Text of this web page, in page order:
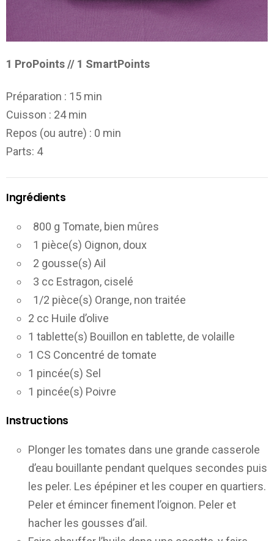
1 ProPoints // 1 SmartPoints
Préparation : 15 min
Cuisson : 24 min
Repos (ou autre) : 0 min
Parts: 4
Ingrédients
800 g Tomate, bien mûres
1 pièce(s) Oignon, doux
2 gousse(s) Ail
3 cc Estragon, ciselé
1/2 pièce(s) Orange, non traitée
2 cc Huile d’olive
1 tablette(s) Bouillon en tablette, de volaille
1 CS Concentré de tomate
1 pincée(s) Sel
1 pincée(s) Poivre
Instructions
Plonger les tomates dans une grande casserole
d’eau bouillante pendant quelques secondes puis
les peler. Les épépiner et les couper en quartiers.
Peler et émincer finement l’oignon. Peler et
hacher les gousses d’ail.